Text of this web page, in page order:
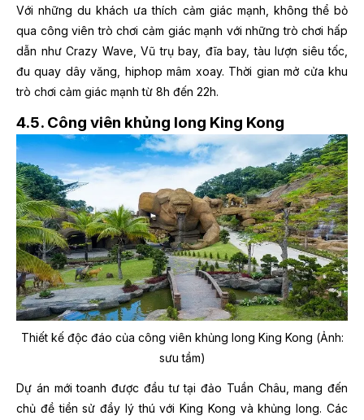
Với những du khách ưa thích cảm giác mạnh, không thể bỏ
qua công viên trò chơi cảm giác mạnh với những trò chơi hấp
dẫn như Crazy Wave, Vũ trụ bay, đĩa bay, tàu lượn siêu tốc,
đu quay dây văng, hiphop mâm xoay. Thời gian mở cửa khu
trò chơi cảm giác mạnh từ 8h đến 22h.
4.5. Công viên khủng long King Kong
Thiết kế độc đáo của công viên khủng long King Kong (Ảnh:
sưu tầm)
Dự án mới toanh được đầu tư tại đảo Tuần Châu, mang đến
chủ đề tiền sử đầy lý thú với King Kong và khủng long. Các